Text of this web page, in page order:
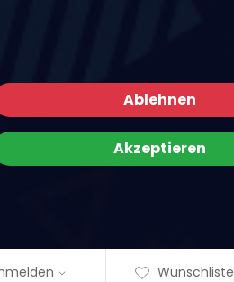
Ablehnen
Akzeptieren
Wunschliste